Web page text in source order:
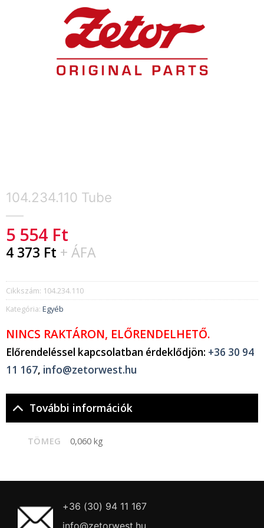
104.234.110 Tube
5 554 Ft
4 373 Ft + ÁFA
Cikkszám: 104.234.110
Kategória: Egyéb
NINCS RAKTÁRON, ELŐRENDELHETŐ.
Előrendeléssel kapcsolatban érdeklődjön: +36 30 94
11 167, info@zetorwest.hu
További információk
TÖMEG 0,060 kg
+36 (30) 94 11 167